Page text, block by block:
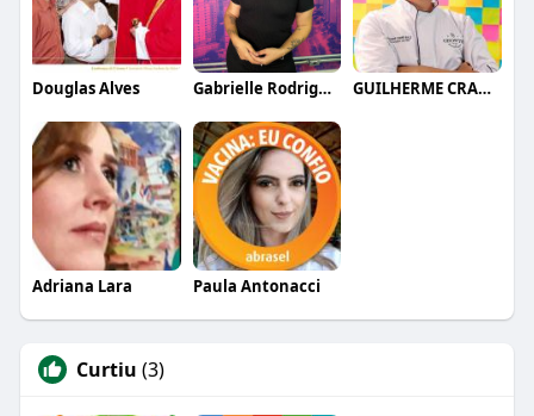
Douglas Alves Gabrielle Rodrigues GUILHERME CRAMER BALLE
Adriana Lara Paula Antonacci
Curtiu (3)